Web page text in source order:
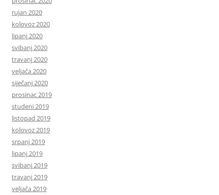
rujan 2020
kolovoz 2020
lipanj 2020
svibanj 2020
travanj 2020
veljača 2020
siječanj 2020
prosinac 2019
studeni 2019
listopad 2019
kolovoz 2019
srpanj 2019
lipanj 2019
svibanj 2019
travanj 2019
veljača 2019